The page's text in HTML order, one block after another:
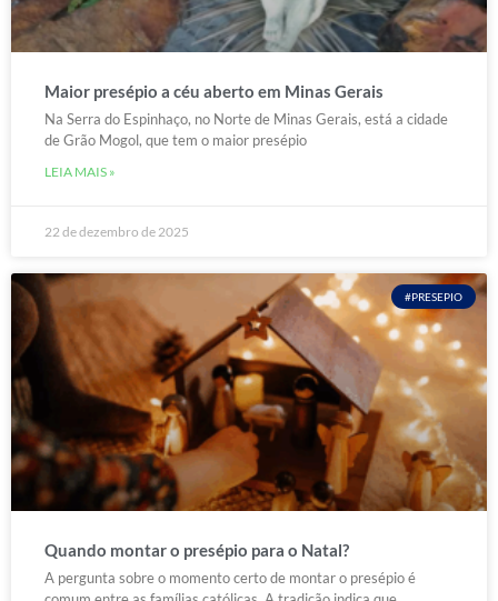
Maior presépio a céu aberto em Minas Gerais
Na Serra do Espinhaço, no Norte de Minas Gerais, está a cidade
de Grão Mogol, que tem o maior presépio
LEIA MAIS »
22 de dezembro de 2025
#PRESEPIO
Quando montar o presépio para o Natal?
A pergunta sobre o momento certo de montar o presépio é